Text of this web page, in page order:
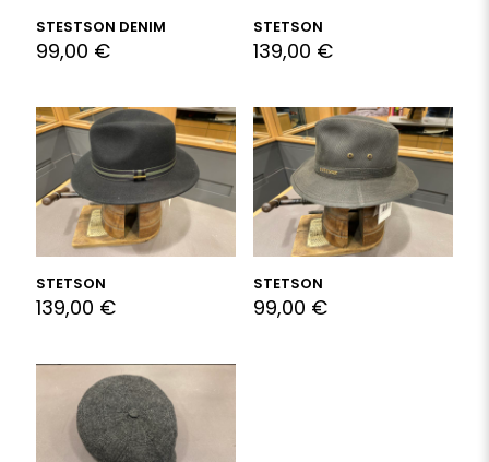
STESTSON DENIM
99,00 €
STETSON
139,00 €
STETSON
139,00 €
STETSON
99,00 €